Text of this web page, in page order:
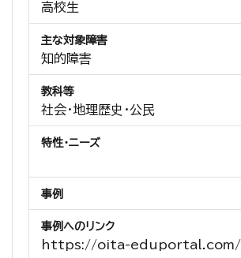
高校生
主な対象障害
知的障害
教科等
社会・地理歴史・公民
特性・ニーズ
事例
事例へのリンク
https://oita-